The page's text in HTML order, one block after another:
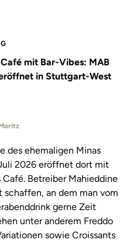
Café mit Bar-Vibes: MAB
in Stuttgart-West
des ehemaligen Minas
2026 eröffnet dort mit
Betreiber Mahieddine
an dem man vom
gerne Zeit
unter anderem Freddo
sowie Croissants